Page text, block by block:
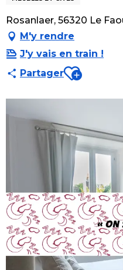
Rosanlaer, 56320 Le
M'y rendre
J'y vais en train !
PartagerAjouter aux